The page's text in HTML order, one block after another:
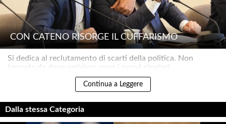
CON CATENO RISORGE IL CUFFARISMO
Si dedica al reclutamento di scarti della politica. Non
importa da dove arrivino: sono i nuovi pionieri..
Continua a Leggere
Dalla stessa Categoria